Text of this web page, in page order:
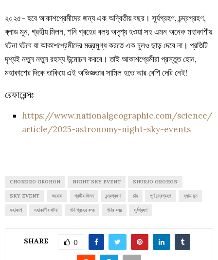
২০২৫- হবে আকাশপ্রেমীদের জন্য এক অদ্বিতীয় বছর। সূর্যগ্রহণ, চন্দ্রগ্রহণ,
ব্লাড মুন, গ্রহীয় মিলন, শনি গ্রহের বলয় অদৃশ্য হওয়া সহ এমন অনেক মহাকাশীয়
ঘটনা ঘটবে যা আকাশপ্রেমীদের মন্ত্রমুগ্ধ করতে এক চুলও ছাড় দেবে না। প্রতিটি
দৃশ্যই নতুন নতুন রহস্য উন্মোচন করবে। তাই আকাশপ্রেমীরা প্রস্তুত হোন,
মহাকাশের দিকে তাকিয়ে এই অভিজ্ঞতার সামিল হতে আর বেশি দেরি নেই!
রেফারেন্সঃ
https://www.nationalgeographic.com/science/
article/2025-astronomy-night-sky-events
CHONDRO GROHON NIGHT SKY EVENT SHURJO GROHON
SKY EVENT অরোরা গ্রহীয় মিলন চন্দ্রগ্রহণ চাঁদ পূর্ণ চন্দ্রগ্রহণ ব্লাড মুন
মহাকাশ মহাকাশীয় ঘটনা শনি গ্রহের বলয় শনির বলয় সূর্যগ্রহণ
SHARE 0